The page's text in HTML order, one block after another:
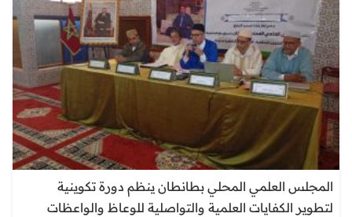
المجلس العلمي المحلي بطانطان ينظم دورة تكوينية
لتطوير الكفايات العلمية والتواصلية للوعاظ والواعظات